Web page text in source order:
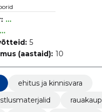
...
...
5
(aastaid): 10
ehitus ja kinnisvara
rauakaup